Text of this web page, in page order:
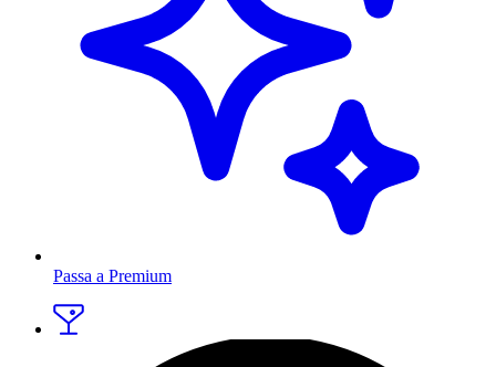
Passa a Premium